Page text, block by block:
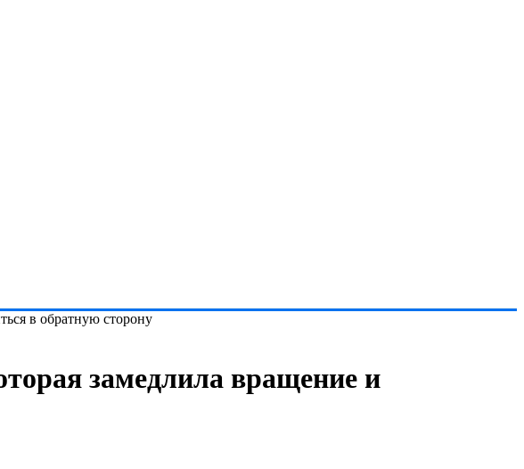
в обратную сторону
замедлила вращение и